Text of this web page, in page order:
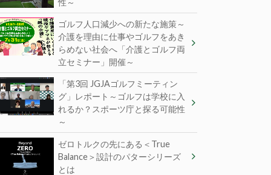
ゴルフ人口減少への新たな施策～
介護を理由に仕事やゴルフをあき
らめない社会へ「介護とゴルフ両
立セミナー」開催～
「第3回 JGJAゴルフミーティン
グ」レポート～ゴルフは学校に入
れるか？スポーツ庁と探る可能性
～
ゼロトルクの先にある＜True
Balance＞設計のパターシリーズ
とは